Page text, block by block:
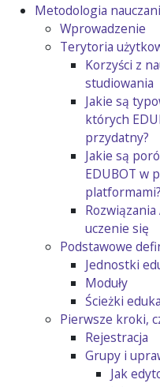
Metodologia
Wprowadzenie
Terytoria
Korzyści z
studiowania
Jakie są
których
przydatny?
Jakie są
EDUBOT w
platformami?
uczenie się
Podstawowe
Jednostki
Moduły
Ścieżki
Pierwsze kroki,
Rejestracja
Grupy i
Jak